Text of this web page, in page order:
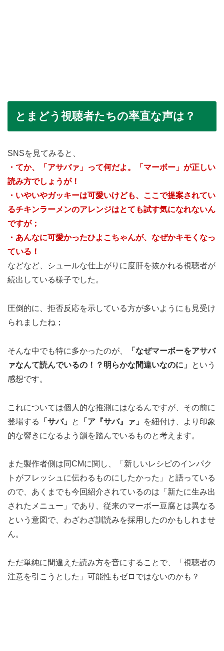
とまどう視聴者たちの率直な声は？
SNSを見てみると、
・てか、「アサバァ」って何だよ。「マーボー」が正しい
読み方でしょうが！
・いやいやガッキーは可愛いけども、ここで提案されてい
るチキンラーメンのアレンジはとても試す気になれないん
ですが；
・あんなに可愛かったひよこちゃんが、なぜかキモくなっ
ている！
などなど、シュールな仕上がりに度肝を抜かれる視聴者が
続出している様子でした。
圧倒的に、拒否反応を示している方が多いようにも見受け
られましたね；
そんな中でも特に多かったのが、
「なぜマーボーをアサバ
ァなんて読んでいるの！？明らかな間違いなのに」
という
感想です。
これについては個人的な推測にはなるんですが、その前に
登場する
「サバ」 と 「ア『サバ』ァ」
を紐付け、より印象
的な響きになるよう韻を踏んでいるものと考えます。
また製作者側は同CMに関し、「新しいレシピのインパク
トがフレッシュに伝わるものにしたかった」と語っている
ので、あくまでも今回紹介されているのは「新たに生み出
されたメニュー」であり、従来のマーボー豆腐とは異なる
という意図で、わざわざ訓読みを採用したのかもしれませ
ん。
ただ単純に間違えた読み方を音にすることで、「視聴者の
注意を引こうとした」可能性もゼロではないのかも？